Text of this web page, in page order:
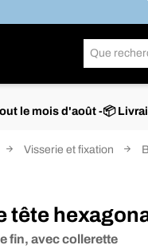
le mois d'août -📦
Visserie et fixation
tête
fin, avec collerette